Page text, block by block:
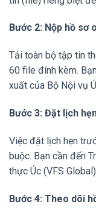
Bước 2: Nộp hồ sơ
Tải toàn bộ tập tin
60 file đính kèm.
xuất của Bộ Nội vụ
Bước 3: Đặt lịch
Việc đặt lịch hẹn
buộc. Bạn cần đến
thực Úc (VFS
Bước 4: Theo dõi